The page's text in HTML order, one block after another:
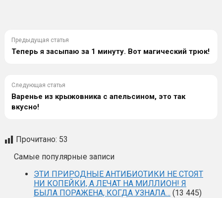
Предыдущая статья
Теперь я засыпаю за 1 минуту. Вот магический трюк!
Следующая статья
Варенье из крыжовника с апельсином, это так
вкусно!
Прочитано: 53
Самые популярные записи
ЭТИ ПРИРОДНЫЕ АНТИБИОТИКИ НЕ СТОЯТ
НИ КОПЕЙКИ, А ЛЕЧАТ НА МИЛЛИОН! Я
БЫЛА ПОРАЖЕНА, КОГДА УЗНАЛА… (13 445)